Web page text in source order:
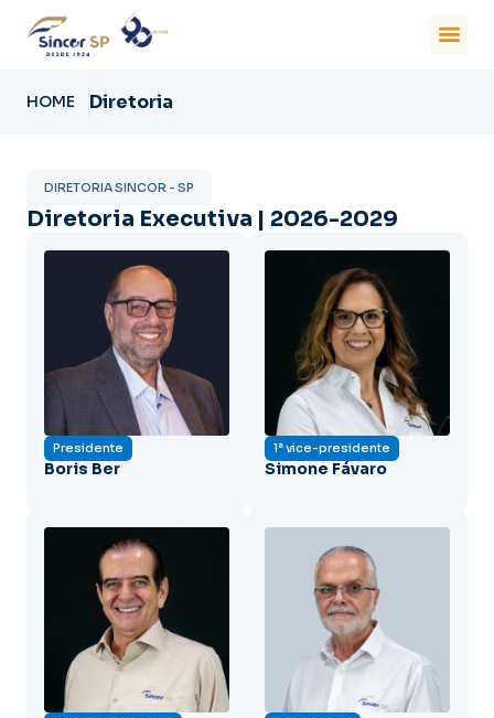
HOME Diretoria
DIRETORIA SINCOR - SP
Diretoria Executiva | 2026-2029​
Presidente
Boris Ber
1ª vice-presidente
Simone Fávaro